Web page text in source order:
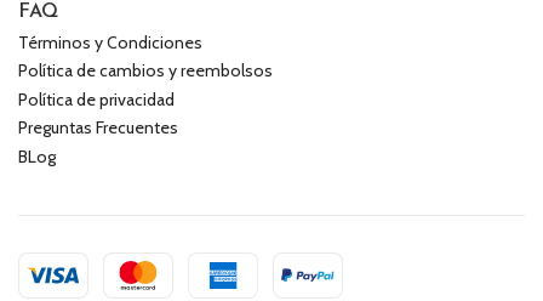
FAQ
Términos y Condiciones
Política de cambios y reembolsos
Política de privacidad
Preguntas Frecuentes
BLog